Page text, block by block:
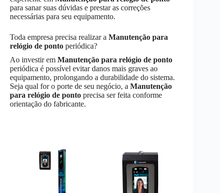
para sanar suas dúvidas e prestar as correções
necessárias para seu equipamento.
Toda empresa precisa realizar a Manutenção para
relógio de ponto periódica?
Ao investir em Manutenção para relógio de ponto
periódica é possível evitar danos mais graves ao
equipamento, prolongando a durabilidade do sistema.
Seja qual for o porte de seu negócio, a Manutenção
para relógio de ponto precisa ser feita conforme
orientação do fabricante.